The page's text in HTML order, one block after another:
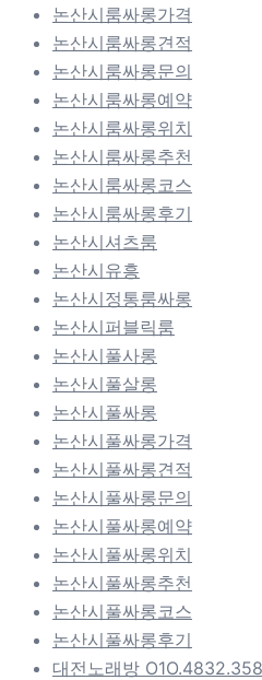
논산시룸싸롱가격
논산시룸싸롱견적
논산시룸싸롱문의
논산시룸싸롱예약
논산시룸싸롱위치
논산시룸싸롱추천
논산시룸싸롱코스
논산시룸싸롱후기
논산시셔츠룸
논산시유흥
논산시정통룸싸롱
논산시퍼블릭룸
논산시풀사롱
논산시풀살롱
논산시풀싸롱
논산시풀싸롱가격
논산시풀싸롱견적
논산시풀싸롱문의
논산시풀싸롱예약
논산시풀싸롱위치
논산시풀싸롱추천
논산시풀싸롱코스
논산시풀싸롱후기
대전노래방